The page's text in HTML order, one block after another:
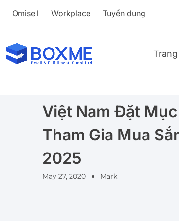
Omisell Workplace Tuyển dụng
Việt Nam Đặt
Tham Gia Mua
2025
May 27, 2020 Mark